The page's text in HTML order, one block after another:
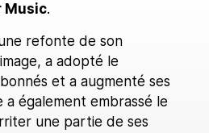
Music.
refonte de son
a adopté le
et a augmenté ses
également embrassé le
une partie de ses